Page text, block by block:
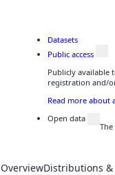
Datasets
Public access
Publicly available
registration and/
Read more about
Open data
OverviewDistributions &